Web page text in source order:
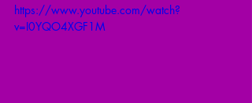
https://www.youtube.com/watch?
v=I0YQO4XGF1M